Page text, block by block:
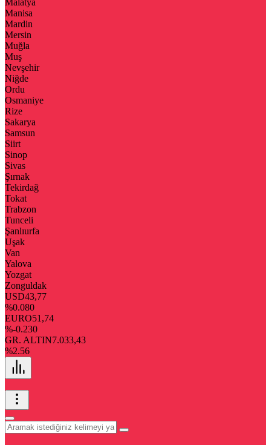
Malatya
Manisa
Mardin
Mersin
Muğla
Muş
Nevşehir
Niğde
Ordu
Osmaniye
Rize
Sakarya
Samsun
Siirt
Sinop
Sivas
Şırnak
Tekirdağ
Tokat
Trabzon
Tunceli
Şanlıurfa
Uşak
Van
Yalova
Yozgat
Zonguldak
USD43,77
%0.080
EURO51,74
%-0.230
GR. ALTIN7.033,43
%2.56